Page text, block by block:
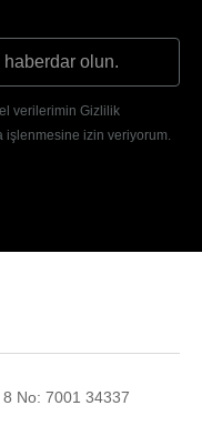
verilerimin Gizlilik
işlenmesine izin veriyorum.
No: 7001 34337